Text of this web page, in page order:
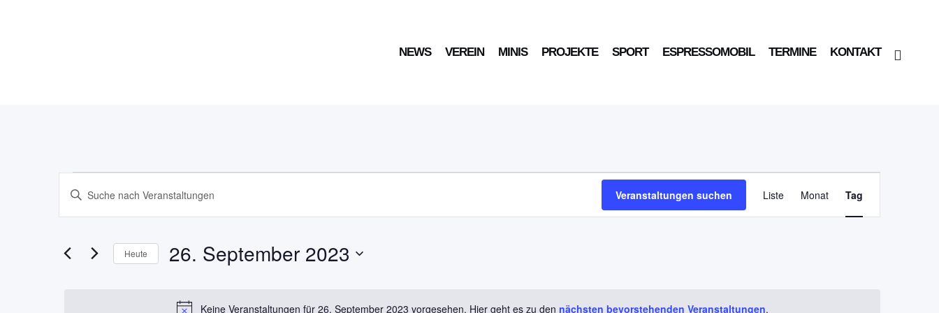
NEWS VEREIN MINIS PROJEKTE SPORT ESPRESSOMOBIL TERMINE KONTAKT
Veranstaltungen
für
Keine Veranstaltungen für 26. September 2023 vorgesehen. Hier geht es zu den nächsten bevorstehenden Veranstaltungen.
Veranstaltungen
Suche
und
Bitte
nach
Veranstaltungen suchen
Ansichten-
Liste Monat Tag
Heute 26. September 2023